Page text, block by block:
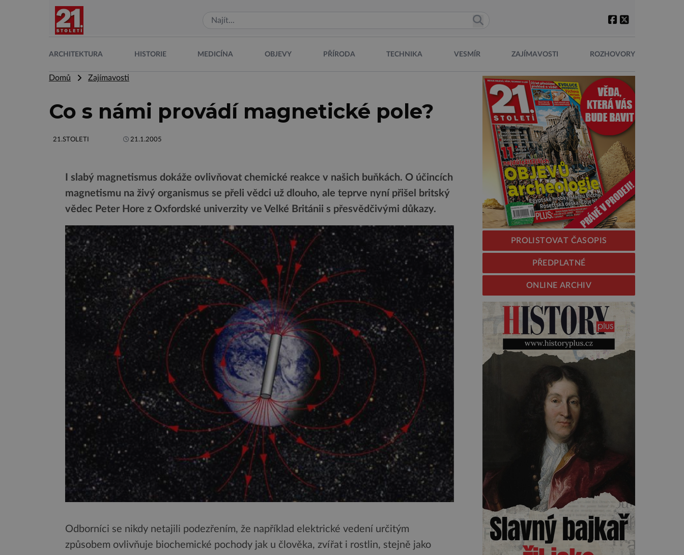
ARCHITEKTURA HISTORIE MEDICÍNA OBJEVY PŘÍRODA TECHNIKA VESMÍR ZAJÍMAVOSTI ROZHOVORY
Domů Zajímavosti
Co s námi provádí magnetické pole?
21.STOLETI 21.1.2005
I slabý magnetismus dokáže ovlivňovat chemické reakce v našich buňkách. O účincích
magnetismu na živý organismus se přeli vědci už dlouho, ale teprve nyní přišel britský
vědec Peter Hore z Oxfordské univerzity ve Velké Británii s přesvědčivými důkazy.
Odborníci se nikdy netajili podezřením, že například elektrické vedení určitým
způsobem ovlivňuje biochemické pochody jak u člověka, zvířat i rostlin, stejně jako
PROLISTOVAT ČASOPIS
PŘEDPLATNÉ
ONLINE ARCHIV